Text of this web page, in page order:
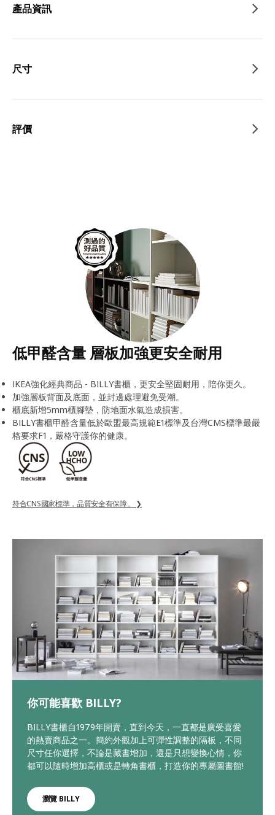
產品資訊
尺寸
評價
低甲醛含量 層板加強更安全耐用
IKEA強化經典商品 - BILLY書櫃，更安全堅固耐用，陪你更久。
加強層板背面及底面，並封邊處理避免受潮。
櫃底新增5mm櫃腳墊，防地面水氣造成損害。
BILLY書櫃甲醛含量低於歐盟最高規範E1標準及台灣CMS標準最嚴
格要求F1，嚴格守護你的健康。
符合CNS國家標準，品質安全有保障。 ❯
你可能喜歡 BILLY?
BILLY書櫃自1979年開賣，直到今天，一直都是廣受喜愛
的熱賣商品之一。簡約外觀加上可彈性調整的隔板，不同
尺寸任你選擇，不論是藏書增加，還是只想變換心情，你
都可以隨時增加高櫃或是轉角書櫃，打造你的專屬圖書館!
瀏覽 BILLY